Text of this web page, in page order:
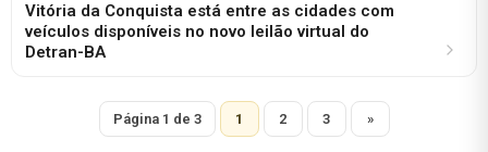
Vitória da Conquista está entre as cidades com
veículos disponíveis no novo leilão virtual do
Detran-BA
Página 1 de 3 1 2 3 »